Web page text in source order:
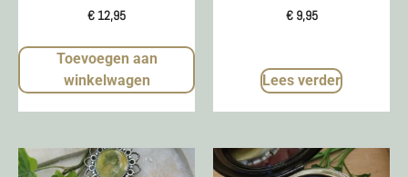
€ 12,95
Toevoegen aan
winkelwagen
€9,95
Lees verder